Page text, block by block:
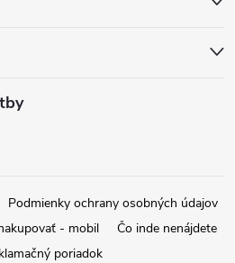
Podmienky ochrany osobných údajov
- mobil
Čo inde nenájdete
poriadok